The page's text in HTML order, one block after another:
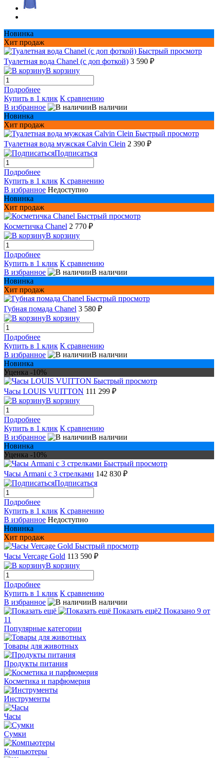
Новинка
Хит продаж
Быстрый просмотр
Туалетная вода Chanel (с доп фоткой) 3 590 ₽
В корзину
Подробнее
Купить в 1 клик К сравнению
В избранное
В наличии
Новинка
Хит продаж
Быстрый просмотр
Туалетная вода мужская Сalvin Сlein 2 390 ₽
Подписаться
Подробнее
Купить в 1 клик К сравнению
В избранное Недоступно
Новинка
Хит продаж
Быстрый просмотр
Косметичка Chanel 2 770 ₽
В корзину
Подробнее
Купить в 1 клик К сравнению
В избранное
В наличии
Новинка
Хит продаж
Быстрый просмотр
Губная помада Chanel 3 580 ₽
В корзину
Подробнее
Купить в 1 клик К сравнению
В избранное
В наличии
Новинка
Уценка -10%
Быстрый просмотр
Часы LOUIS VUITTON 111 299 ₽
В корзину
Подробнее
Купить в 1 клик К сравнению
В избранное
В наличии
Новинка
Уценка -10%
Быстрый просмотр
Часы Armani с 3 стрелками 142 830 ₽
Подписаться
Подробнее
Купить в 1 клик К сравнению
В избранное Недоступно
Новинка
Хит продаж
Быстрый просмотр
Часы Vercage Gold 113 590 ₽
В корзину
Подробнее
Купить в 1 клик К сравнению
В избранное
В наличии
Показать ещё2 Показано 9 от
11
Популярные категории
Товары для животных
Продукты питания
Косметика и парфюмерия
Инструменты
Часы
Сумки
Компьютеры